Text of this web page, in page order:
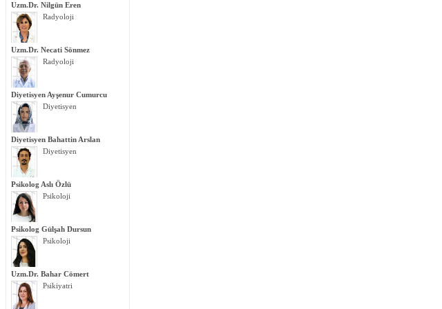
Uzm.Dr. Nilgün Eren
Radyoloji
Uzm.Dr. Necati Sönmez
Radyoloji
Diyetisyen Ayşenur Cumurcu
Diyetisyen
Diyetisyen Bahattin Arslan
Diyetisyen
Psikolog Aslı Özlü
Psikoloji
Psikolog Gülşah Dursun
Psikoloji
Uzm.Dr. Bahar Cömert
Psikiyatri